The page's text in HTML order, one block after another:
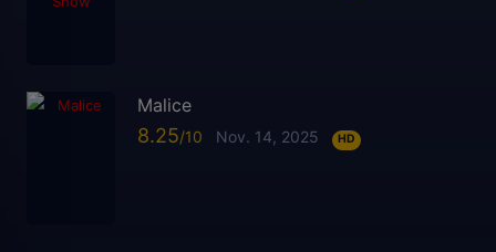
Malice
8.25 Nov. 14, 2025 HD